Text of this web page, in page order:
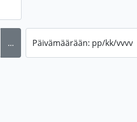
... Päivämäärään: pp/kk/vvvv